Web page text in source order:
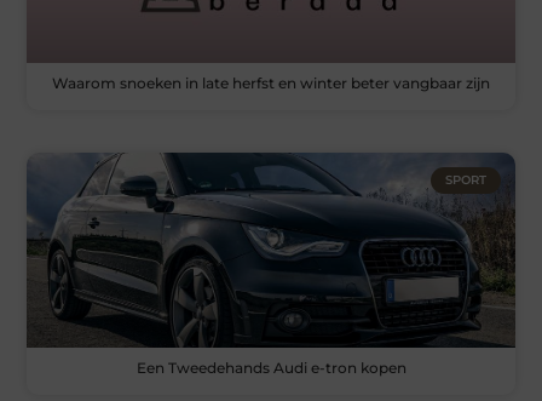
Waarom snoeken in late herfst en winter beter vangbaar zijn
SPORT
Een Tweedehands Audi e-tron kopen